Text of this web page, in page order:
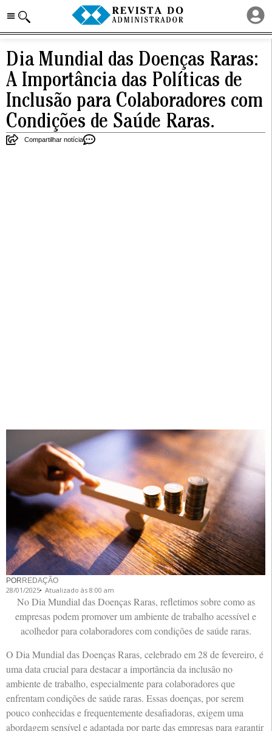
Dia Mundial das Doenças Raras:
A Importância das Políticas de
Inclusão para Colaboradores com
Condições de Saúde Raras.
Compartilhar notícia
POR REDAÇÃO
28/01/2025 Atualizado às 8:00 am
No Dia Mundial das Doenças Raras, refletimos sobre como as
empresas podem promover um ambiente de trabalho acessível e
acolhedor para colaboradores com condições de saúde raras.
O Dia Mundial das Doenças Raras, celebrado em 28 de fevereiro, é
uma data crucial para destacar a importância da inclusão no
ambiente de trabalho, especialmente para colaboradores que
enfrentam condições de saúde raras. Essas doenças, por serem
pouco conhecidas e frequentemente desafiadoras, exigem uma
abordagem sensível e adaptada por parte das empresas para garantir